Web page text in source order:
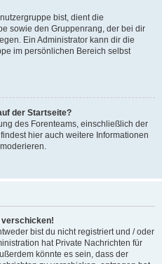
bist, dient die
sowie den Gruppenrang, der bei dir
Ein Administrator kann dir die
im persönlichen Bereich selbst
der Startseite?
des Forenteams, einschließlich der
hier auch weitere Informationen
verschicken!
bist du nicht registriert und / oder
hat Private Nachrichten für
könnte es sein, dass der